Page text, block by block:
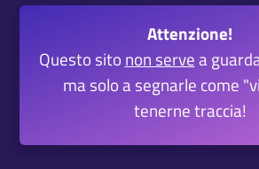
Attenzione!
Questo sito non servea
ma solo a segnarle come
tenerne traccia!